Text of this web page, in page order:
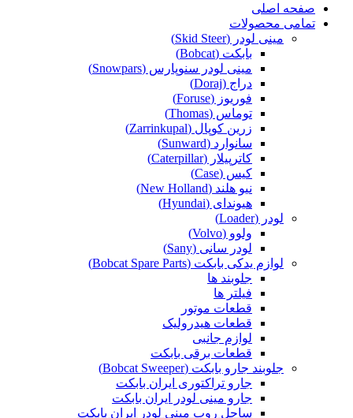
صفحه اصلی
تمامی محصولات
مینی لودر (Skid Steer)
بابکت (Bobcat)
مینی لودر سنوپارس (Snowpars)
دراج (Doraj)
فوریوز (Foruse)
توماس (Thomas)
زرین کوپال (Zarrinkupal)
سانوارد (Sunward)
کاترپیلار (Caterpillar)
کیس (Case)
نیو هلند (New Holland)
هیوندای (Hyundai)
لودر (Loader)
ولوو (Volvo)
لودر سانی (Sany)
لوازم یدکی بابکت (Bobcat Spare Parts)
جلوبند ها
فیلتر ها
قطعات موتور
قطعات هیدرولیک
لوازم جانبی
قطعات برقی بابکت
جلوبند جارو بابکت (Bobcat Sweeper)
جارو تراکتوری ایران بابکت
جارو مینی لودر ایران بابکت
ساحل روب مینی لودر ایران بابکت